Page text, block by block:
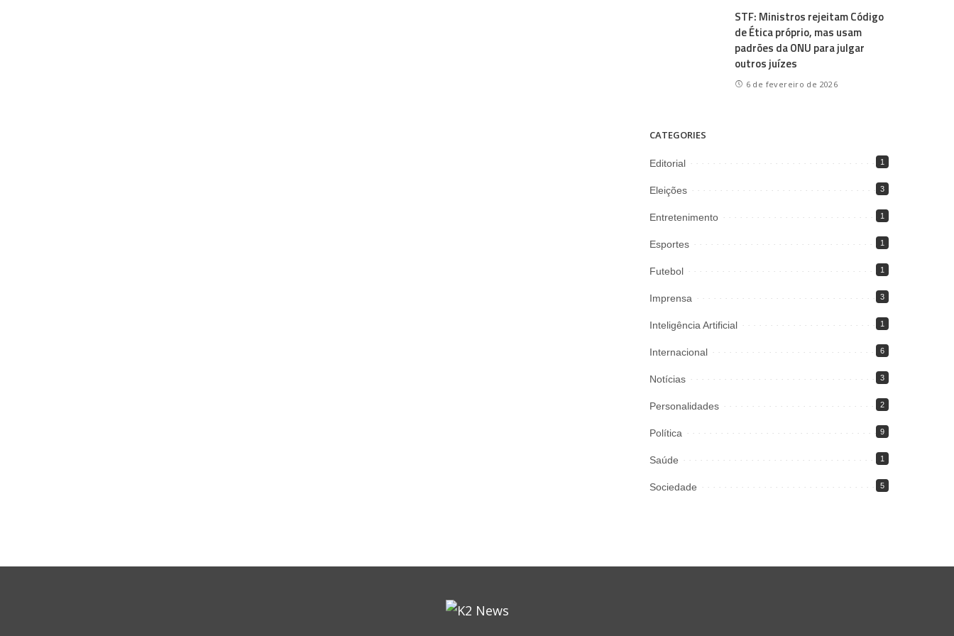
STF: Ministros rejeitam Código
de Ética próprio, mas usam
padrões da ONU para julgar
outros juízes
6 de fevereiro de 2026
CATEGORIES
Editorial 1
Eleições 3
Entretenimento 1
Esportes 1
Futebol 1
Imprensa 3
Inteligência Artificial 1
Internacional 6
Notícias 3
Personalidades 2
Política 9
Saúde 1
Sociedade 5